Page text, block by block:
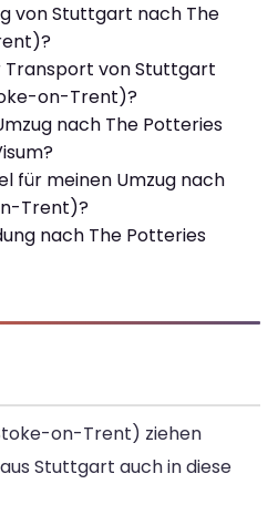
von Stuttgart nach The
Transport von Stuttgart
on-Trent)?
nach The Potteries
für meinen Umzug nach
Trent)?
nach The Potteries
on-Trent) ziehen
Stuttgart auch in diese